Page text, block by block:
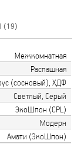
(19)
Межкомнатная
Распашная
(сосновый), ХДФ
Светлый, Серый
ЭкоШпон (CPL)
Модерн
Амати (ЭкоШпон)